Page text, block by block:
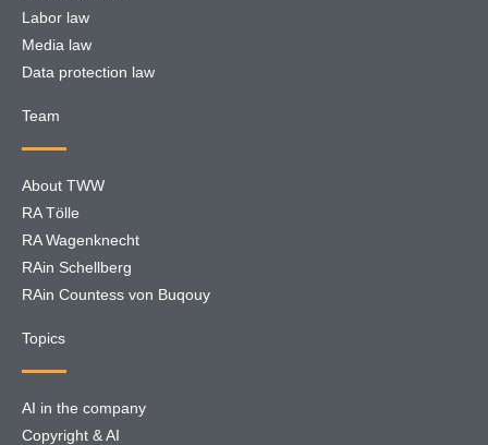
Labor law
Media law
Data protection law
Team
About TWW
RA Tölle
RA Wagenknecht
RAin Schellberg
RAin Countess von Buqouy
Topics
AI in the company
Copyright & AI